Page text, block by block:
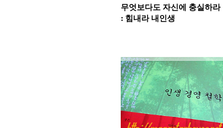
무엇보다도 자신에 충실하라
: 힘내라 내인생